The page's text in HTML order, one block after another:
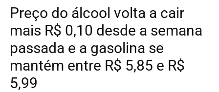
Preço do álcool volta a cair
mais R$ 0,10 desde a semana
passada e a gasolina se
mantém entre R$ 5,85 e R$
5,99